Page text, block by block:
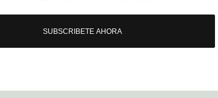
SUBSCRIBETE AHORA